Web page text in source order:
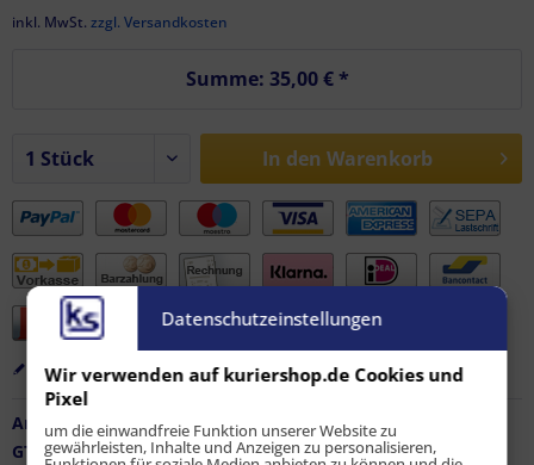
inkl. MwSt. zzgl. Versandkosten
Summe: 35,00 €*
In den Warenkorb
Merken Bewerten Empfehlen
Artikel-Nr.:
FZ-AF-11986
GTIN / EAN:
9010486141129
Datenschutzeinstellungen
Wir verwenden auf kuriershop.de Cookies und
Pixel
um die einwandfreie Funktion unserer Website zu
gewährleisten, Inhalte und Anzeigen zu personalisieren,